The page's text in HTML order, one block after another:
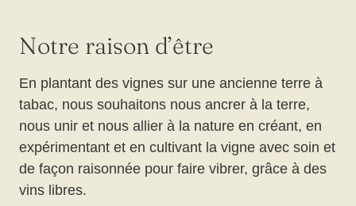
Notre raison d’être
En plantant des vignes sur une ancienne terre à
tabac, nous souhaitons nous ancrer à la terre,
nous unir et nous allier à la nature en créant, en
expérimentant et en cultivant la vigne avec soin et
de façon raisonnée pour faire vibrer, grâce à des
vins libres.